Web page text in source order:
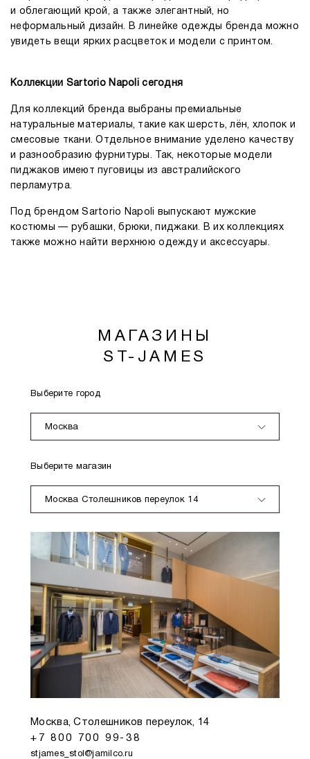
и облегающий крой, а также элегантный, но
неформальный дизайн. В линейке одежды бренда можно
увидеть вещи ярких расцветок и модели с принтом.
Коллекции Sartorio Napoli сегодня
Для коллекций бренда выбраны премиальные
натуральные материалы, такие как шерсть, лён, хлопок и
смесовые ткани. Отдельное внимание уделено качеству
и разнообразию фурнитуры. Так, некоторые модели
пиджаков имеют пуговицы из австралийского
перламутра.
Под брендом Sartorio Napoli выпускают мужские
костюмы — рубашки, брюки, пиджаки. В их коллекциях
также можно найти верхнюю одежду и аксессуары.
МАГАЗИНЫ
ST-JAMES
Выберите город
Москва
Выберите магазин
Москва Столешников переулок 14
Москва, Столешников переулок, 14
+7 800 700 99-38
stjames_stol@jamilco.ru